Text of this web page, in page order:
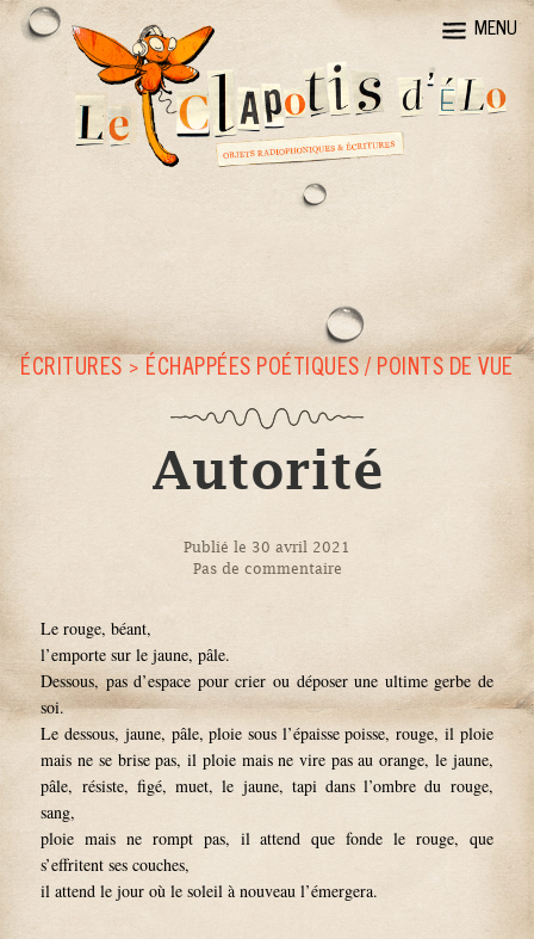
MENU
ÉCRITURES > ÉCHAPPÉES POÉTIQUES / POINTS DE VUE
Autorité
Publié le 30 avril 2021
Pas de commentaire
Le rouge, béant,
l’emporte sur le jaune, pâle.
Dessous, pas d’espace pour crier ou déposer une ultime gerbe de
soi.
Le dessous, jaune, pâle, ploie sous l’épaisse poisse, rouge, il ploie
mais ne se brise pas, il ploie mais ne vire pas au orange, le jaune,
pâle, résiste, figé, muet, le jaune, tapi dans l’ombre du rouge,
sang,
ploie mais ne rompt pas, il attend que fonde le rouge, que
s’effritent ses couches,
il attend le jour où le soleil à nouveau l’émergera.